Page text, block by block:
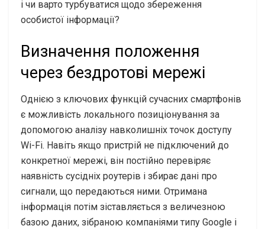
і чи варто турбуватися щодо збереження
особистої інформації?
Визначення положення
через бездротові мережі
Однією з ключових функцій сучасних смартфонів
є можливість локального позиціонування за
допомогою аналізу навколишніх точок доступу
Wi-Fi. Навіть якщо пристрій не підключений до
конкретної мережі, він постійно перевіряє
наявність сусідніх роутерів і збирає дані про
сигнали, що передаються ними. Отримана
інформація потім зіставляється з величезною
базою даних, зібраною компаніями типу Google і